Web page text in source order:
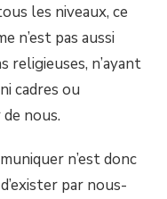
les niveaux, ce
n’est pas aussi
religieuses, n’ayant
cadres ou
nous.
n’est donc
par nous-